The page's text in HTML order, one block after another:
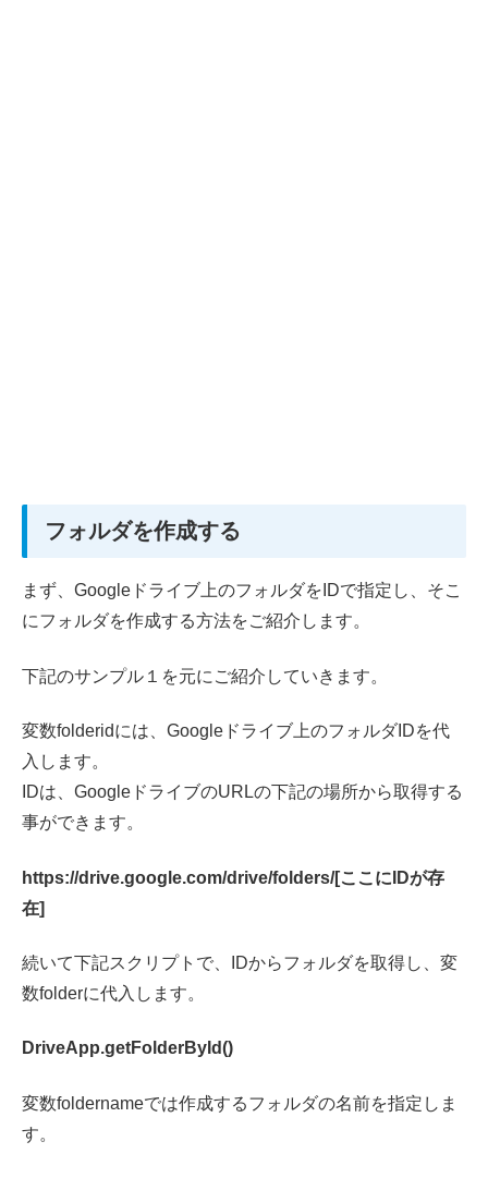
フォルダを作成する
まず、Googleドライブ上のフォルダをIDで指定し、そこ
にフォルダを作成する方法をご紹介します。
下記のサンプル１を元にご紹介していきます。
変数folderidには、Googleドライブ上のフォルダIDを代
入します。
IDは、GoogleドライブのURLの下記の場所から取得する
事ができます。
https://drive.google.com/drive/folders/[ここにIDが存
在]
続いて下記スクリプトで、IDからフォルダを取得し、変
数folderに代入します。
DriveApp.getFolderById()
変数foldernameでは作成するフォルダの名前を指定しま
す。